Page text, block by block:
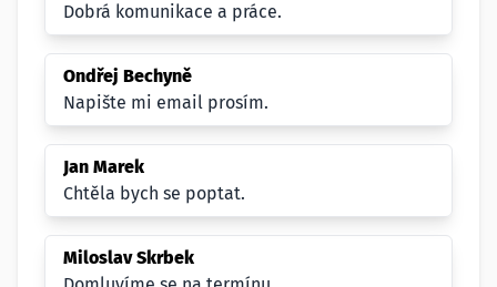
Dobrá komunikace a práce.
Ondřej Bechyně
Napište mi email prosím.
Jan Marek
Chtěla bych se poptat.
Miloslav Skrbek